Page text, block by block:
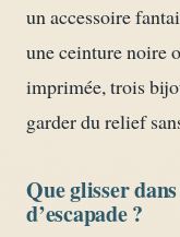
un accessoire
une ceinture noire
imprimée, trois
garder du relief
Que glisser
d’escapade ?